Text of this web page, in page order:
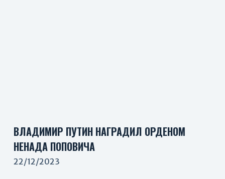
ВЛАДИМИР ПУТИН НАГРАДИЛ ОРДЕНОМ
НЕНАДА ПОПОВИЧА
22/12/2023